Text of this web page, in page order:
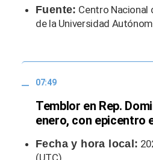
Fuente: Centro Nacional
de la Universidad
07:49
Temblor en Rep.
enero, con epicentro
Fecha y hora local: